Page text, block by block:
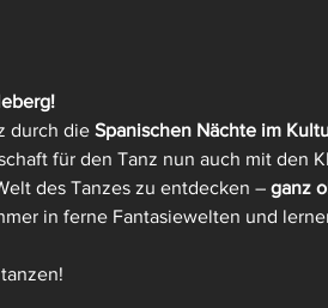
durch die Spanischen Nächte im
für den Tanz nun auch mit den
des Tanzes zu entdecken – ganz
in ferne Fantasiewelten und